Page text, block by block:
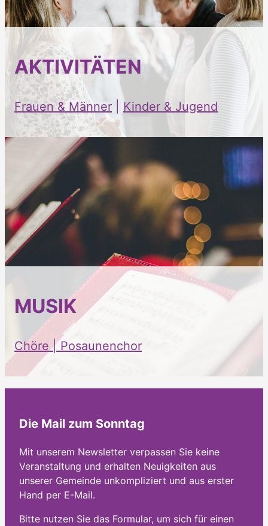
AKTIVITÄTEN
Frauen & Männer Kinder & Jugend
MUSIK
Chöre | Posaunenchor
Die Mail zum Sonntag
Mit unserem Newsletter verpassen Sie keine
Veranstaltung und erhalten Neuigkeiten aus
unserer Gemeinde unkompliziert und aus erster
Hand per E-Mail.
Bitte nutzen Sie das Formular, um sich für einen